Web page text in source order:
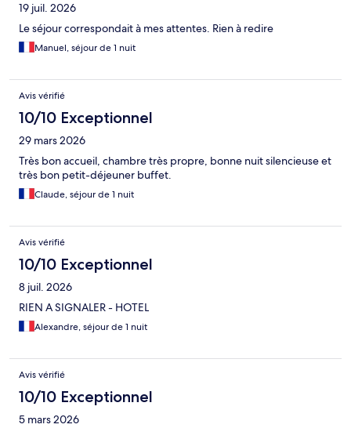
19 juil. 2026
Le séjour correspondait à mes attentes. Rien à redire
Manuel, séjour de 1 nuit
Avis vérifié
10/10 Exceptionnel
29 mars 2026
Très bon accueil, chambre très propre, bonne nuit silencieuse et
très bon petit-déjeuner buffet.
Claude, séjour de 1 nuit
Avis vérifié
10/10 Exceptionnel
8 juil. 2026
RIEN A SIGNALER - HOTEL
Alexandre, séjour de 1 nuit
Avis vérifié
10/10 Exceptionnel
5 mars 2026